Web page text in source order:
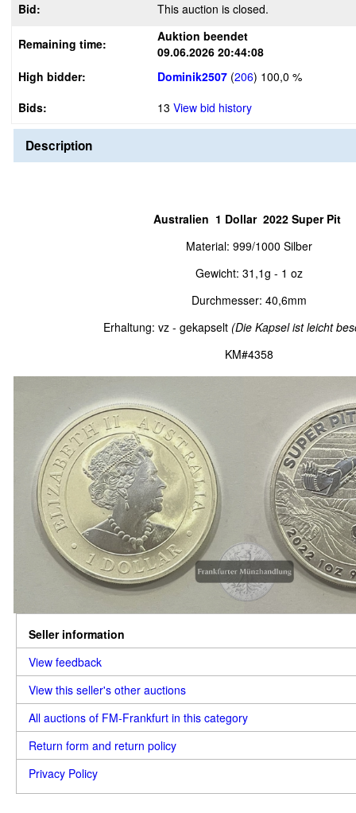
Bid: This auction is closed.
Remaining time:
Auktion beendet
09.06.2026 20:44:08
High bidder:
Dominik2507 (206) 100,0 %
Bids:
13 View bid history
Description
Australien 1 Dollar 2022 Super Pit
Material: 999/1000 Silber
Gewicht: 31,1g - 1 oz
Durchmesser: 40,6mm
Erhaltung: vz - gekapselt (Die Kapsel ist leicht
KM#4358
Seller information
View feedback
View this seller's other auctions
All auctions of FM-Frankfurt in this category
Return form and return policy
Privacy Policy